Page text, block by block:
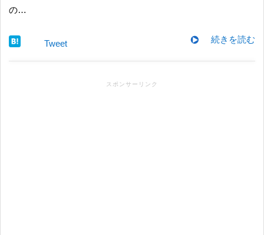
の…
続きを読む
Tweet
スポンサーリンク